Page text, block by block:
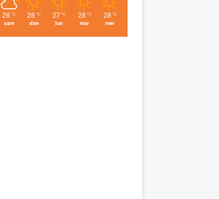
28 ℃
sam
28 ℃
dim
27 ℃
lun
28 ℃
mar
28 ℃
mer